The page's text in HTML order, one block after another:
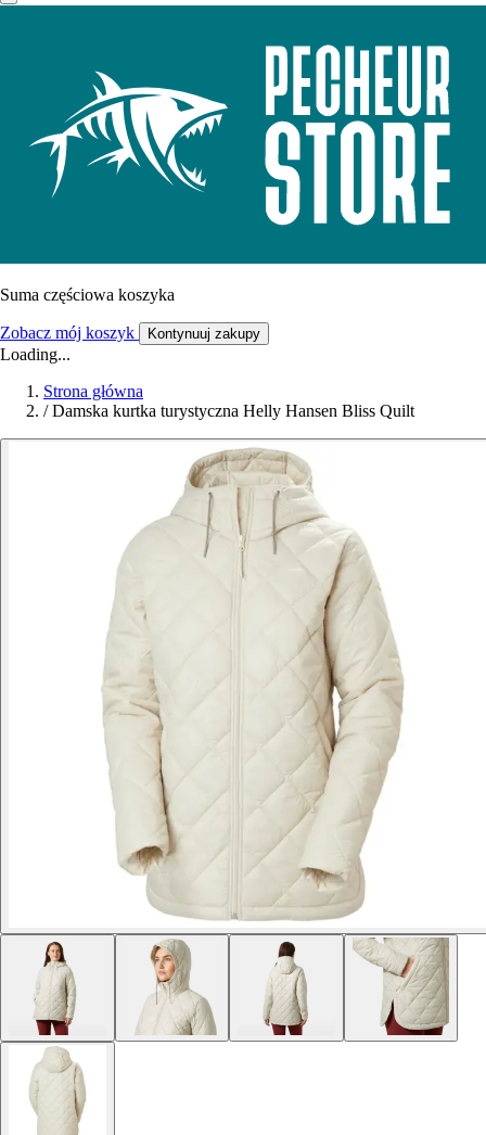
Suma częściowa koszyka
Zobacz mój koszyk Kontynuuj zakupy
Loading...
Strona główna
/ Damska kurtka turystyczna Helly Hansen Bliss Quilt